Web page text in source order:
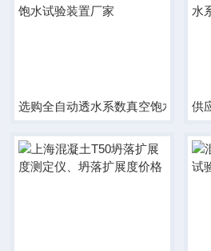
选购全自动透水系数真空饱水试验供